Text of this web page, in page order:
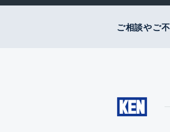
ご相談やご